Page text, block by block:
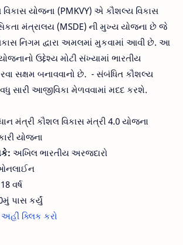
યોજના (PMKVY) એ કૌશલ્ય વિકાસ
મંત્રાલય (MSDE) ની મુખ્ય યોજના છે જે
નિગમ દ્વારા અમલમાં મુકવામાં આવી છે. આ
ઉદ્દેશ્ય મોટી સંખ્યામાં ભારતીય
સક્ષમ બનાવવાનો છે. - સંબંધિત કૌશલ્ય
સારી આજીવિકા મેળવવામાં મદદ કરશે.
મંત્રી કૌશલ વિકાસ મંત્રી 4.0 યોજના
યોજના
અખિલ ભારતીય અરજદારો
18 વર્ષ
પાસ કર્યું
અહીં ક્લિક કરો